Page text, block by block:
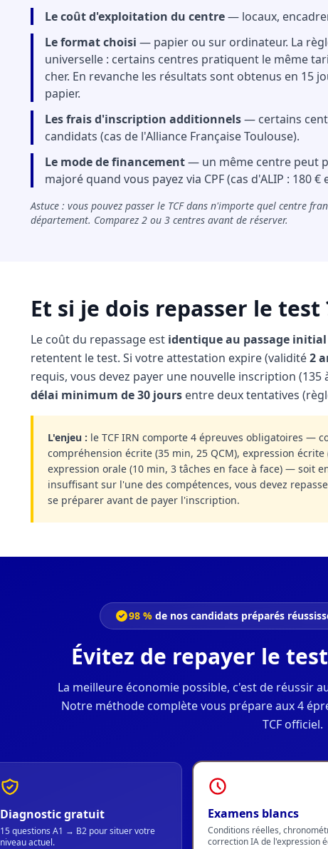
Le coût d'exploitation du centre— locaux,
Le format choisi — papier ou sur ordinateur. La
universelle : certains centres pratiquent le même
cher. En revanche les résultats sont obtenus en 15
papier.
Les frais d'inscription additionnels— certains
candidats (cas de l'Alliance Française Toulouse).
Le mode de financement— un même centre peut
majoré quand vous payez via CPF (cas d'ALIP : 180 €
Astuce : vous pouvez passer le TCF dans n'importe quel centre
département. Comparez 2 ou 3 centres avant de réserver.
Et si je dois repasser le test
Le coût du repassage est identique au passage initial
retentent le test. Si votre attestation expire (validité2
requis, vous devez payer une nouvelle inscription
délai minimum de 30 jours entre deux tentatives
L'enjeu : le TCF IRN comporte 4 épreuves obligatoires —
compréhension écrite (35 min, 25 QCM), expression
expression orale (10 min, 3 tâches en face à face) — soit
insuffisant sur l'une des compétences, vous devez
se préparer avant de payer l'inscription.
98 % de nos candidats préparés
Évitez de repayer le
La meilleure économie possible, c'est de réussir
Notre méthode complète vous prépare aux 4
TCF officiel.
Diagnostic gratuit
15 questions A1 → B2 pour situer votre
niveau actuel.
Examens blancs
Conditions réelles,
correction IA de l'expression